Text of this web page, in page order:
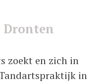
zoekt en zich in
in